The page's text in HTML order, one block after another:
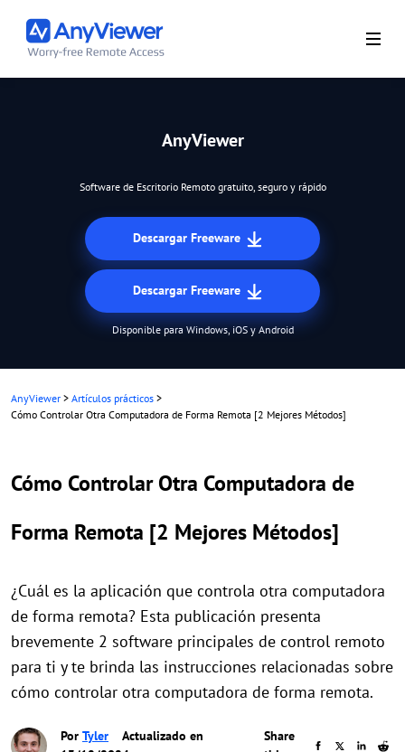
AnyViewer
Software de Escritorio Remoto gratuito, seguro y rápido
Descargar Freeware
Descargar Freeware
Disponible para Windows, iOS y Android
AnyViewer > Artículos prácticos >
Cómo Controlar Otra Computadora de Forma Remota [2 Mejores Métodos]
Cómo Controlar Otra Computadora de
Forma Remota [2 Mejores Métodos]
¿Cuál es la aplicación que controla otra computadora
de forma remota? Esta publicación presenta
brevemente 2 software principales de control remoto
para ti y te brinda las instrucciones relacionadas sobre
cómo controlar otra computadora de forma remota.
Por Tyler
Actualizado en
Share